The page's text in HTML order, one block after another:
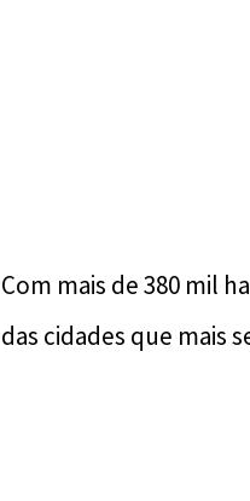
Com mais de 380 mil
das cidades que mais